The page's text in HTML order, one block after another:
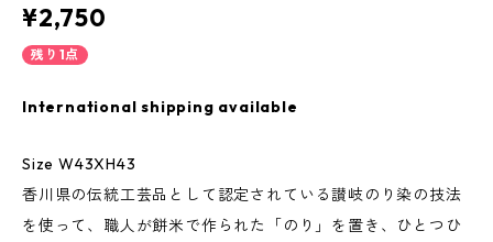
¥2,750
残り1点
International shipping available
Size W43XH43
香川県の伝統工芸品として認定されている讃岐のり染の技法
を使って、職人が餅米で作られた「のり」を置き、ひとつひ